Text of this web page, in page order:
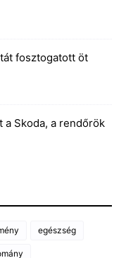
fosztogatott öt
a Skoda, a rendőrök
egészség